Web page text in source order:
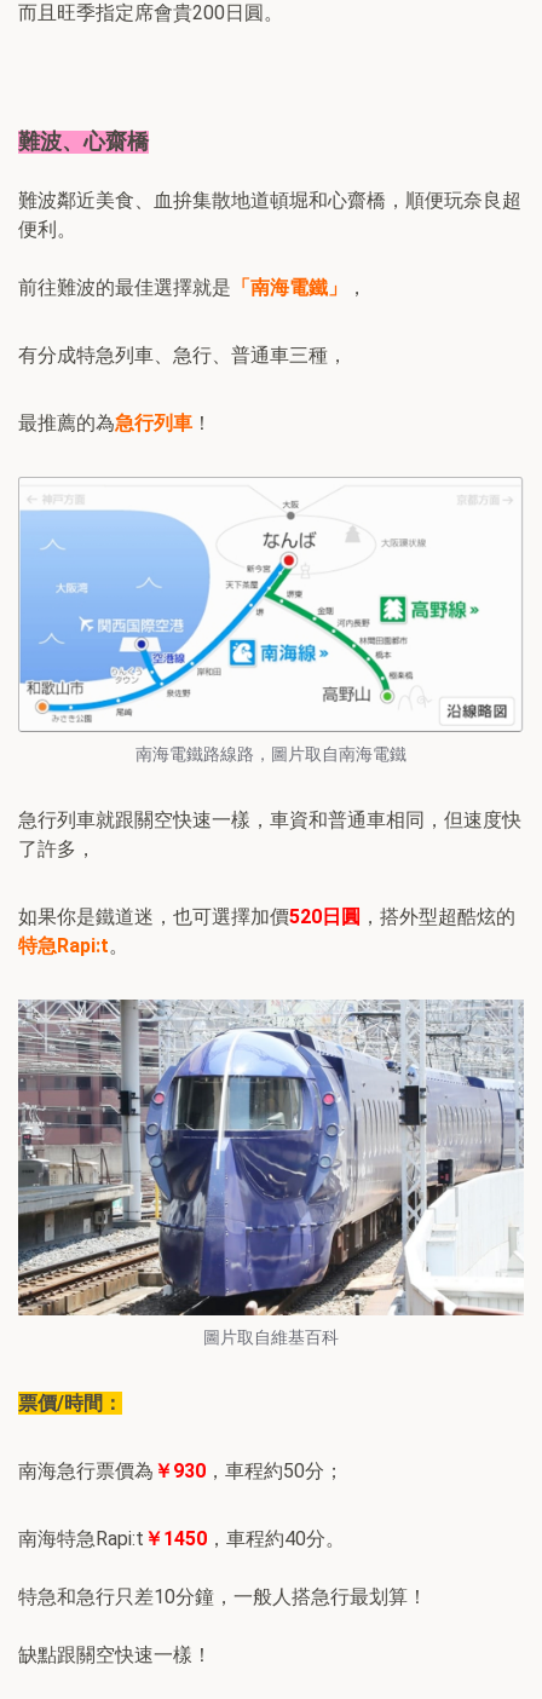
而且旺季指定席會貴200日圓。
難波、心齋橋
難波鄰近美食、血拚集散地道頓堀和心齋橋，順便玩奈良超
便利。
前往難波的最佳選擇就是 「南海電鐵」 ，
有分成特急列車、急行、普通車三種，
最推薦的為急行列車 ！
南海電鐵路線路，圖片取自南海電鐵
急行列車就跟關空快速一樣，車資和普通車相同，但速度快
了許多，
如果你是鐵道迷，也可選擇加價520日圓 ，搭外型超酷炫的
特急Rapi:t。
圖片取自維基百科
票價/時間：
南海急行票價為 ￥930 ，車程約50分；
南海特急Rapi:t ￥1450 ，車程約40分。
特急和急行只差10分鐘，一般人搭急行最划算！
缺點跟關空快速一樣！